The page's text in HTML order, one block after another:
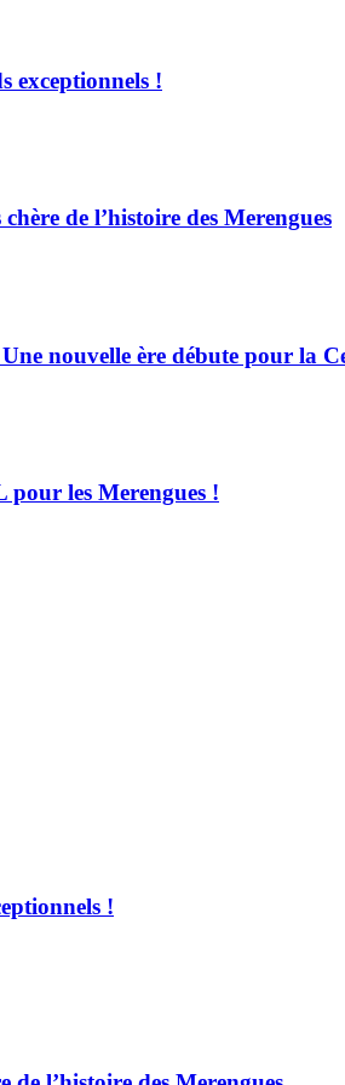
exceptionnels !
de l’histoire des Merengues
nouvelle ère débute pour la
les Merengues !
!